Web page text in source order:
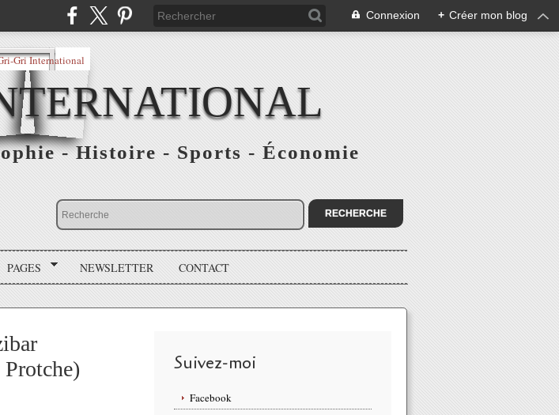
Connexion + Créer mon blog
- Histoire - Sports - Économie
PAGES NEWSLETTER CONTACT
Suivez-moi
Facebook